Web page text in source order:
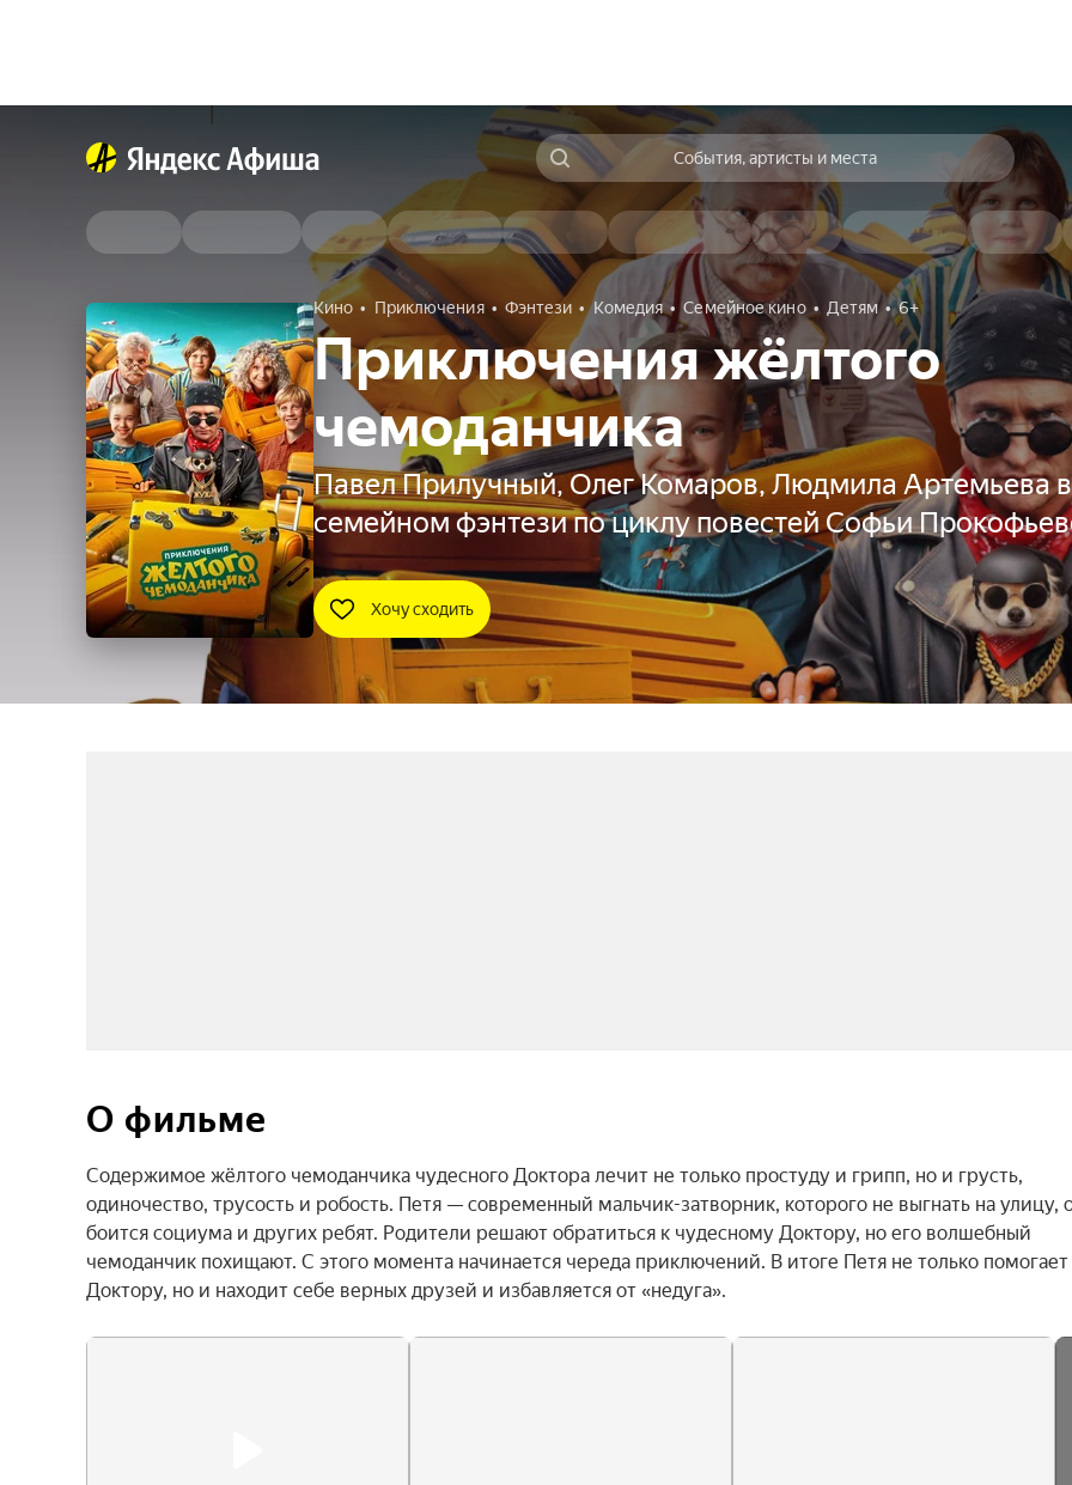
События, артисты и места
Кино Приключения Фэнтези Комедия Семейное кино Детям 6+
Приключения жёлтого
чемоданчика
Павел Прилучный, Олег Комаров, Людмила Артемьева в
семейном фэнтези по циклу повестей Софьи
Хочу сходить
О фильме
Содержимое жёлтого чемоданчика чудесного Доктора лечит не только простуду и грипп, но и грусть,
одиночество, трусость и робость. Петя — современный мальчик-затворник, которого не выгнать на улицу,
боится социума и других ребят. Родители решают обратиться к чудесному Доктору, но его волшебный
чемоданчик похищают. С этого момента начинается череда приключений. В итоге Петя не только помогает
Доктору, но и находит себе верных друзей и избавляется от «недуга».